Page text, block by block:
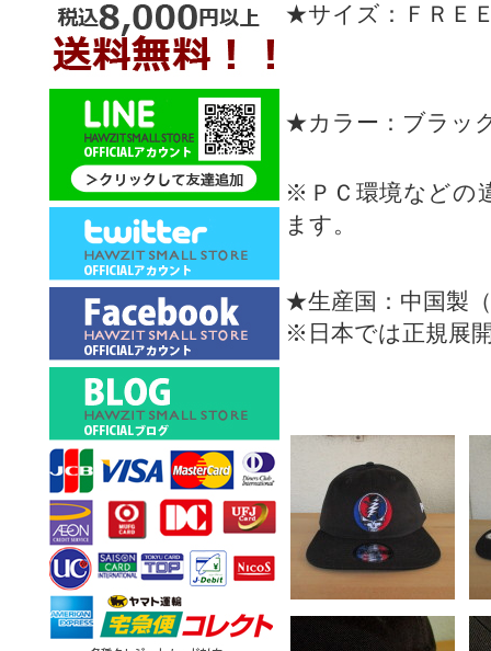
★サイズ：ＦＲＥ
★カラー：ブラッ
※ＰＣ環境などの
ます。
★生産国：中国製
※日本では正規展